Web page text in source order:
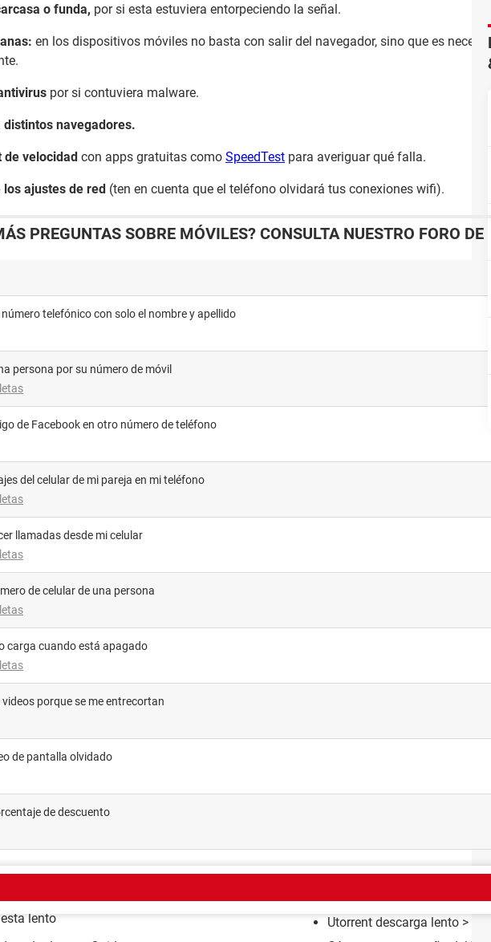
o funda, por si esta estuviera entorpeciendo la señal.
en los dispositivos móviles no basta con salir del navegador, sino que es
por si contuviera malware.
distintos navegadores.
de velocidad con apps gratuitas como SpeedTest para averiguar qué falla.
los ajustes de red (ten en cuenta que el teléfono olvidará tus conexiones wifi).
PREGUNTAS SOBRE MÓVILES? CONSULTA NUESTRO FORO DE
número telefónico con solo el nombre y apellido
persona por su número de móvil
de Facebook en otro número de teléfono
del celular de mi pareja en mi teléfono
llamadas desde mi celular
de celular de una persona
carga cuando está apagado
videos porque se me entrecortan
de pantalla olvidado
de descuento
DEL MISMO TEMA
lento Utorrent descarga lento >